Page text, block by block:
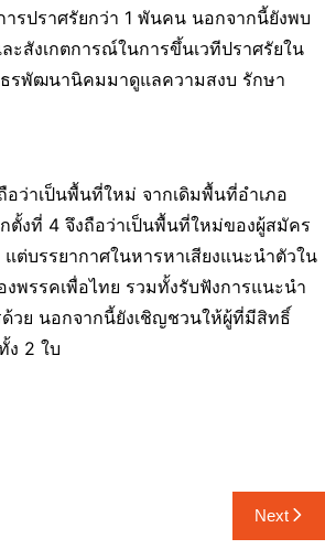
รปราศรัยกว่า 1 พันคน นอกจากนี้ยังพบ
สังเกตการณ์ในการขึ้นเวทีปราศรัยใน
ธรพัฒนานิคมมาดูแลความสงบ รักษา
อว่าเป็นพื้นที่ใหม่ จากเดิมพื้นที่อำเภอ
ตั้งที่ 4 จึงถือว่าเป็นพื้นที่ใหม่ของผู้สมัคร
ต่บรรยากาศในหารหาเสียงแนะนำตัวใน
พรรคเพื่อไทย รวมทั้งรับฟังการแนะนำ
วย นอกจากนี้ยังเชิญชวนให้ผู้ที่มีสิทธิ์
ง 2 ใบ
Next